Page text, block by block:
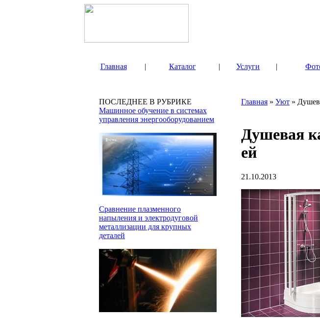
Главная | Каталог | Услуги |
ПОСЛЕДНЕЕ В РУБРИКЕ
Машинное обучение в системах
управления энергооборудованием
Сравнение плазменного
напыления и электродуговой
металлизации для крупных
деталей
Главная » Уют »
Душевая
ей
21.10.2013